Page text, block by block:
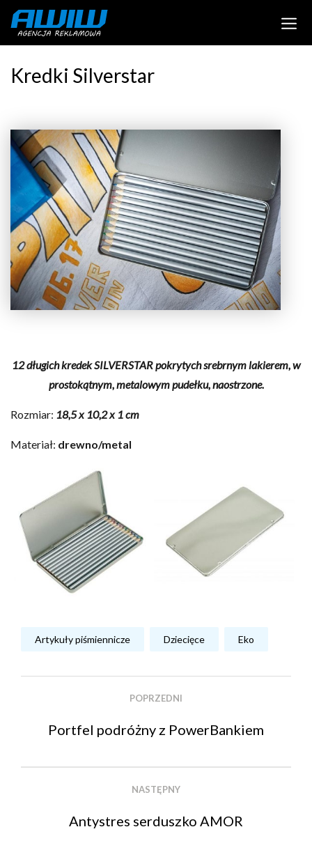
Kredki Silverstar
12 długich kredek SILVERSTAR pokrytych srebrnym lakierem, w
prostokątnym, metalowym pudełku, naostrzone.
Rozmiar: 18,5 x 10,2 x 1 cm
Materiał: drewno/metal
Artykuły piśmiennicze Dziecięce Eko
POPRZEDNI
Portfel podróżny z PowerBankiem
NASTĘPNY
Antystres serduszko AMOR